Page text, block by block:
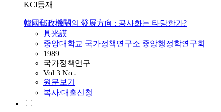
KCI등재
韓國郵政機關의 發展方向 : 공사화는 타당한가?
具光謨
중앙대학교 국가정책연구소 중앙행정학연구회
1989
국가정책연구
Vol.3 No.-
원문보기
복사/대출신청